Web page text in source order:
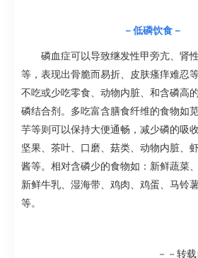
－低磷饮食－
磷血症可以导致继发性甲旁亢、肾
等，表现出骨脆而易折、皮肤瘙痒难忍
不吃或少吃零食、动物内脏、和含磷高
磷结合剂。多吃富含膳食纤维的食物如
芋等则可以保持大便通畅，减少磷的吸
坚果、茶叶、口磨、菇类、动物内脏、
酱等。相对含磷少的食物如：新鲜蔬菜
新鲜牛乳、湿海带、鸡肉、鸡蛋、马铃
等。
－－转